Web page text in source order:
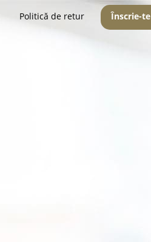
Politică de retur Înscrie-te